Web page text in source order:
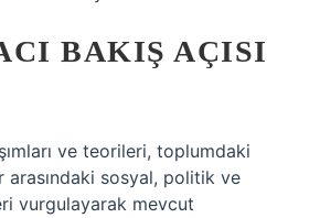
BAKIŞ AÇISI
ve teorileri, toplumdaki
arasındaki sosyal, politik ve
vurgulayarak mevcut